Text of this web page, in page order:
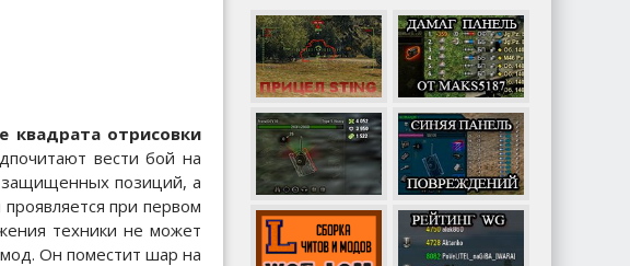
квадрата отрисовки
вести бой на
защищенных позиций, а
при первом
техники не может
Он поместит шар на